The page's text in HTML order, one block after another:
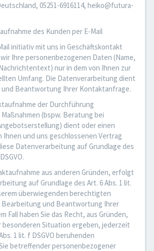
05251-6916114, heiko@futura-
des Kunden per E-Mail
initiativ mit uns in Geschäftskontakt
Ihre personenbezogenen Daten (Name,
nur in dem von Ihnen zur
Umfang. Die Datenverarbeitung dient
Beantwortung Ihrer Kontaktanfrage.
der Durchführung
(bspw. Beratung bei
dient oder einen
und uns geschlossenen Vertrag
Datenverarbeitung auf Grundlage des
aus anderen Gründen, erfolgt
auf Grundlage des Art. 6 Abs. 1 lit.
überwiegenden berechtigten
Bearbeitung und Beantwortung Ihrer
Fall haben Sie das Recht, aus Gründen,
besonderen Situation ergeben, jederzeit
1 lit. f DSGVO beruhenden
betreffender personenbezogener